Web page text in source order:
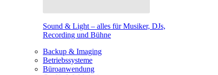
Sound & Light – alles für Musiker, DJs,
Recording und Bühne
Backup & Imaging
Betriebssysteme
Büroanwendung